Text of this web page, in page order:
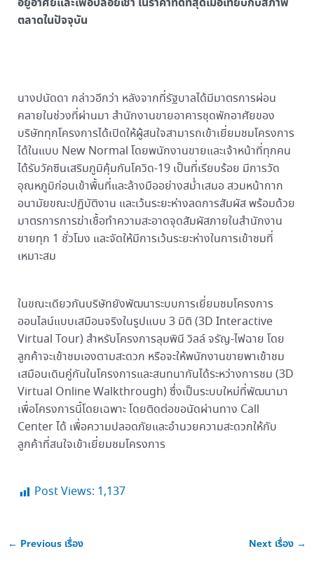
ตลาดในปัจจุบัน
นางปนัดดา กล่าวอีกว่า หลังจากที่รัฐบาลได้มีมาตรการผ่อน
คลายในช่วงที่ผ่านมา สำนักงานขายอาคารชุดพักอาศัยของ
บริษัททุกโครงการได้เปิดให้ผู้สนใจสามารถเข้าเยี่ยมชมโครงการ
ได้ในแบบ New Normal โดยพนักงานขายและเจ้าหน้าที่ทุกคน
ได้รับวัคซีนเสริมภูมิคุ้มกันโควิด-19 เป็นที่เรียบร้อย มีการวัด
อุณหภูมิก่อนเข้าพื้นที่และล้างมืออย่างสม่ำเสมอ สวมหน้ากาก
อนามัยขณะปฏิบัติงาน และเว้นระยะห่างลดการสัมผัส พร้อมด้วย
มาตรการการฆ่าเชื้อทำความสะอาดจุดสัมผัสภายในสำนักงาน
ขายทุก 1 ชั่วโมง และจัดให้มีการเว้นระยะห่างในการเข้าชมที่
เหมาะสม
ในขณะเดียวกันบริษัทยังพัฒนาระบบการเยี่ยมชมโครงการ
ออนไลน์แบบเสมือนจริงในรูปแบบ 3 มิติ (3D Interactive
Virtual Tour) สำหรับโครงการลุมพินี วิลล์ จรัญ-ไฟฉาย โดย
ลูกค้าจะเข้าชมเองตามสะดวก หรือจะให้พนักงานขายพาเข้าชม
เสมือนเดินคู่กันในโครงการและสนทนากันได้ระหว่างการชม (3D
Virtual Online Walkthrough) ซึ่งเป็นระบบใหม่ที่พัฒนามา
เพื่อโครงการนี้โดยเฉพาะ โดยติดต่อขอนัดผ่านทาง Call
Center ได้ เพื่อความปลอดภัยและอำนวยความสะดวกให้กับ
ลูกค้าที่สนใจเข้าเยี่ยมชมโครงการ
Post Views: 1,137
← Previous เรื่อง Next เรื่อง →